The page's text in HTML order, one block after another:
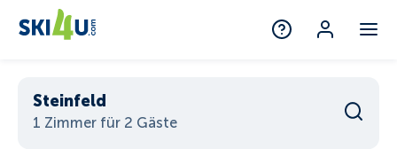
Steinfeld
1 Zimmer für 2 Gäste